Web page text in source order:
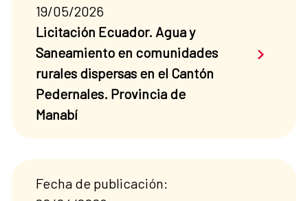
19/05/2026
Licitación Ecuador. Agua y
Saneamiento en comunidades
rurales dispersas en el Cantón
Pedernales. Provincia de
Manabí
Saber
Fecha de publicación: